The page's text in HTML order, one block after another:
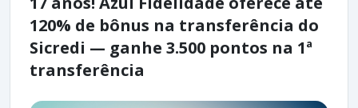
120% de bônus na transferência do
Sicredi — ganhe 3.500 pontos na 1ª
transferência